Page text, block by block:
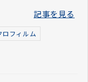
記事を見る
ロフィルム